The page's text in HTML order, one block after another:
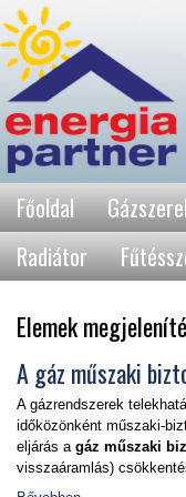
Főoldal
Radiátor
Elemek
A gáz műszaki
A gázrendszerek
időközönként műszaki-
eljárás a gáz műszaki
visszaáramlás)